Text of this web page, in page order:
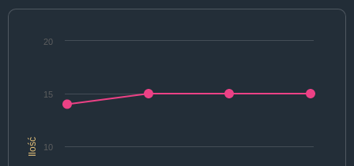
Ilość 10
15
20